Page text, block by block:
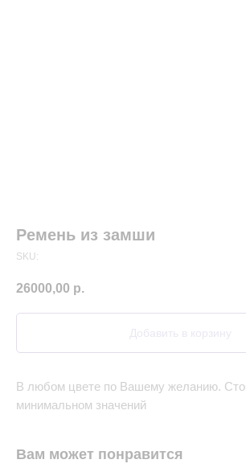
Ремень из замши
SKU:
26000,00 р.
Добавить в корзину
В любом цвете по Вашему желанию.
минимальном значений
Вам может понравится